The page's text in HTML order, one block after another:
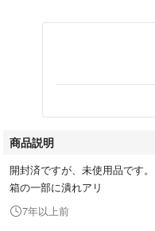
商品説明
開封済ですが、未使用品です。
箱の一部に潰れアリ
7年以上前